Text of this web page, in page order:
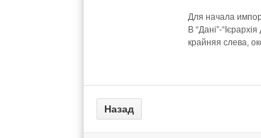
Для начала
В “Дані”-
крайняя слева,